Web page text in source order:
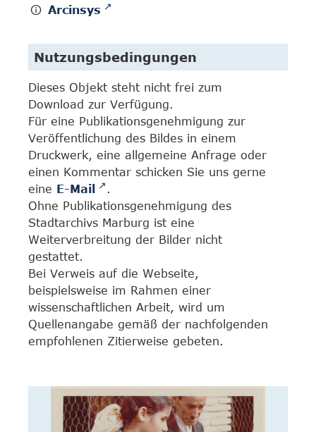
Arcinsys
Nutzungsbedingungen
Dieses Objekt steht nicht frei zum
Download zur Verfügung.
Für eine Publikationsgenehmigung zur
Veröffentlichung des Bildes in einem
Druckwerk, eine allgemeine Anfrage oder
einen Kommentar schicken Sie uns gerne
eine E-Mail
.
Ohne Publikationsgenehmigung des
Stadtarchivs Marburg ist eine
Weiterverbreitung der Bilder nicht
gestattet.
Bei Verweis auf die Webseite,
beispielsweise im Rahmen einer
wissenschaftlichen Arbeit, wird um
Quellenangabe gemäß der nachfolgenden
empfohlenen Zitierweise gebeten.